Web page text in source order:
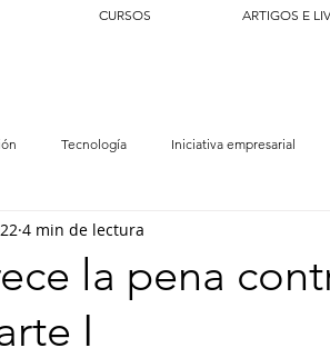
CURSOS ARTIGOS E
Tecnología Iniciativa empresarial
la pena
I
4 min de lectura